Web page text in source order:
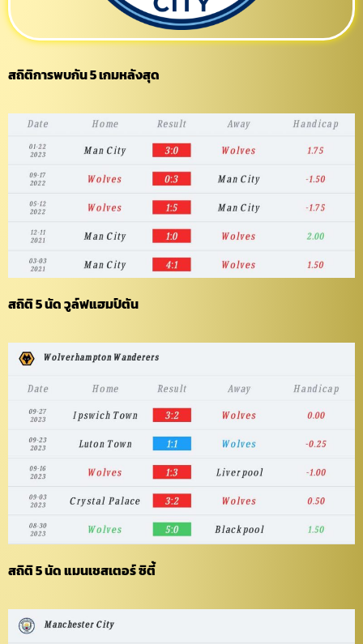
สถิติการพบกัน 5 เกมหลังสุด
สถิติ 5 นัด วูล์ฟแฮมป์ตัน
สถิติ 5 นัด แมนเชสเตอร์ ซิตี้